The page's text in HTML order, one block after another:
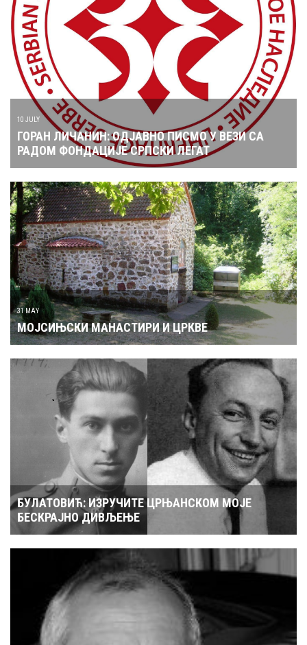
10 JULY
ГОРАН ЛИЧАНИН: ОДЈАВНО ПИСМО У ВЕЗИ СА
РАДОМ ФОНДАЦИЈЕ СРПСКИ ЛЕГАТ
31 MAY
МОЈСИЊСКИ МАНАСТИРИ И ЦРКВЕ
БУЛАТОВИЋ: ИЗРУЧИТЕ ЦРЊАНСКОМ МОЈЕ
БЕСКРАЈНО ДИВЉЕЊЕ